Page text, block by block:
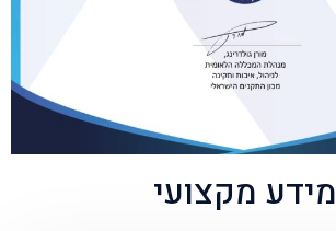
מידע מקצועי